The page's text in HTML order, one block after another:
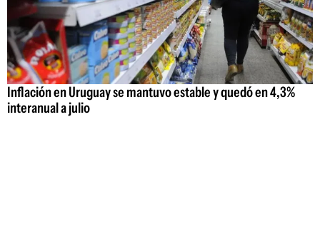
Inflación en Uruguay se mantuvo estable y quedó en 4,3%
interanual a julio